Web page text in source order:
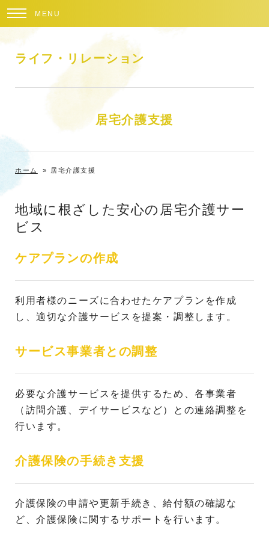
MENU
ライフ・リレーション
居宅介護支援
ホーム » 居宅介護支援
地域に根ざした安心の居宅介護サー
ビス
ケアプランの作成
利用者様のニーズに合わせたケアプランを作成
し、適切な介護サービスを提案・調整します。
サービス事業者との調整
必要な介護サービスを提供するため、各事業者
（訪問介護、デイサービスなど）との連絡調整を
行います。
介護保険の手続き支援
介護保険の申請や更新手続き、給付額の確認な
ど、介護保険に関するサポートを行います。